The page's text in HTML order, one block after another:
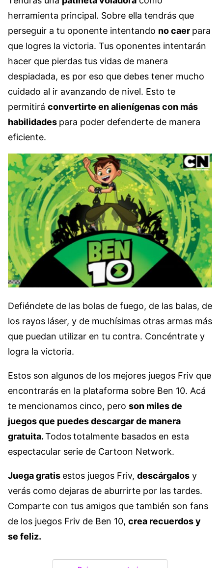
herramienta principal. Sobre ella tendrás que
perseguir a tu oponente intentando no caer para
que logres la victoria. Tus oponentes intentarán
hacer que pierdas tus vidas de manera
despiadada, es por eso que debes tener mucho
cuidado al ir avanzando de nivel. Esto te
permitirá convertirte en alienígenas con más
habilidades para poder defenderte de manera
eficiente.
Defiéndete de las bolas de fuego, de las balas, de
los rayos láser, y de muchísimas otras armas más
que puedan utilizar en tu contra. Concéntrate y
logra la victoria.
Estos son algunos de los mejores juegos Friv que
encontrarás en la plataforma sobre Ben 10. Acá
te mencionamos cinco, pero son miles de
juegos que puedes descargar de manera
gratuita.Todostotalmente basados en esta
espectacular serie de Cartoon Network.
Juega gratis estos juegos Friv, descárgalos y
verás como dejaras de aburrirte por las tardes.
Comparte con tus amigos que también son fans
de los juegos Friv de Ben 10, crea recuerdos y
se feliz.